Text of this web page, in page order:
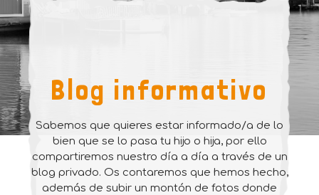
Blog informativo
Sabemos que quieres estar informado/a de lo
bien que se lo pasa tu hijo o hija, por ello
compartiremos nuestro día a día a través de un
blog privado. Os contaremos que hemos hecho,
además de subir un montón de fotos donde